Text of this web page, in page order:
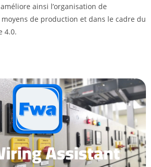
améliore ainsi l’organisation de
moyens de production et dans le cadre du
4.0.
Assistant